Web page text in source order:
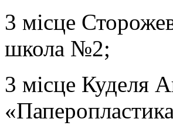
3 місце
школа №2;
3 місце Куделя